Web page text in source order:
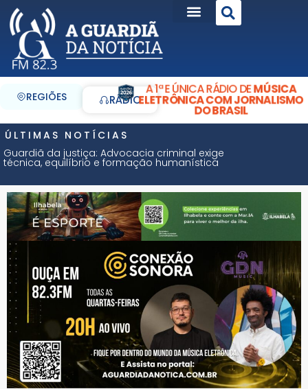
REGIÕES RÁDIO
A 1ª E ÚNICA RÁDIO DEMÚSICA
ELETRÔNICA COM JORNALISMO
DO BRASIL
ÚLTIMAS NOTÍCIAS
Guardiã da justiça: Advocacia criminal exige
técnica, equilíbrio e formação humanística